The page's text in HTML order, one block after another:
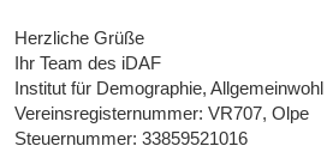
Herzliche Grüße
Ihr Team des iDAF
Institut für Demographie,
Vereinsregisternummer: VR707, Olpe
Steuernummer: 33859521016